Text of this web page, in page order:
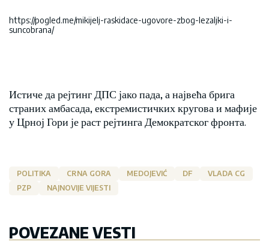
https://pogled.me/mikijelj-raskidace-ugovore-zbog-lezaljki-i-
suncobrana/
Истиче да рејтинг ДПС јако пада, а највећа брига
страних амбасада, екстремистичких кругова и мафије
у Црној Гори је раст рејтинга Демократског фронта.
POLITIKA CRNA GORA MEDOJEVIĆ DF
VLADA CG
PZP
NAJNOVIJE VIJESTI
POVEZANE VESTI